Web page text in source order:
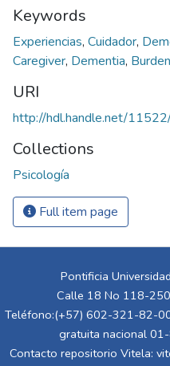
Keywords
Experiencias, Cuidador,
Caregiver, Dementia,
URI
http://hdl.handle.net/
Collections
Psicología
Full item page
Pontificia
Calle 18 No 118-
Teléfono:(+57) 602-321-82-
gratuita nacional
Contacto repositorio Vitela: